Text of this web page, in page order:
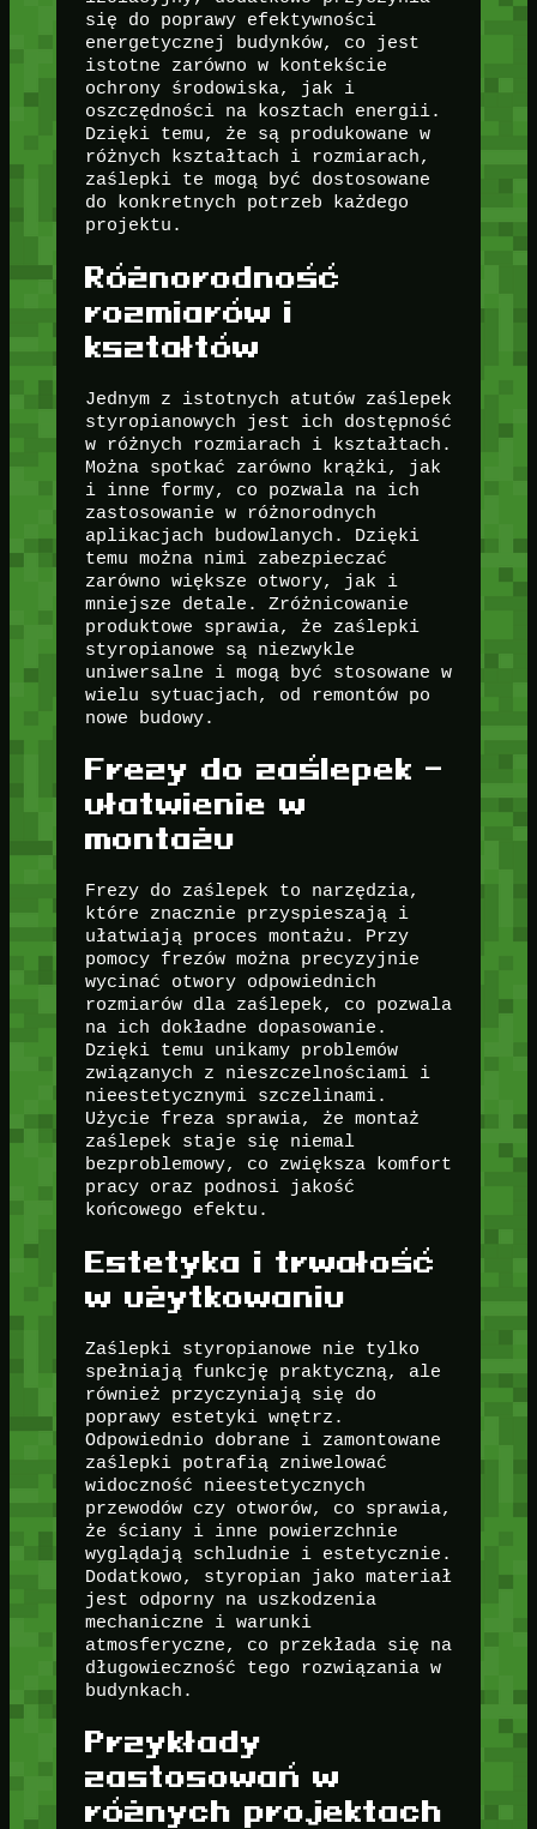
się do poprawy efektywności
energetycznej budynków, co jest
istotne zarówno w kontekście
ochrony środowiska, jak i
oszczędności na kosztach energii.
Dzięki temu, że są produkowane w
różnych kształtach i rozmiarach,
zaślepki te mogą być dostosowane
do konkretnych potrzeb każdego
projektu.
Różnorodność
rozmiarów i
kształtów
Jednym z istotnych atutów zaślepek
styropianowych jest ich dostępność
w różnych rozmiarach i kształtach.
Można spotkać zarówno krążki, jak
i inne formy, co pozwala na ich
zastosowanie w różnorodnych
aplikacjach budowlanych. Dzięki
temu można nimi zabezpieczać
zarówno większe otwory, jak i
mniejsze detale. Zróżnicowanie
produktowe sprawia, że zaślepki
styropianowe są niezwykle
uniwersalne i mogą być stosowane w
wielu sytuacjach, od remontów po
nowe budowy.
Frezy do zaślepek –
ułatwienie w
montażu
Frezy do zaślepek to narzędzia,
które znacznie przyspieszają i
ułatwiają proces montażu. Przy
pomocy frezów można precyzyjnie
wycinać otwory odpowiednich
rozmiarów dla zaślepek, co pozwala
na ich dokładne dopasowanie.
Dzięki temu unikamy problemów
związanych z nieszczelnościami i
nieestetycznymi szczelinami.
Użycie freza sprawia, że montaż
zaślepek staje się niemal
bezproblemowy, co zwiększa komfort
pracy oraz podnosi jakość
końcowego efektu.
Estetyka i trwałość
w użytkowaniu
Zaślepki styropianowe nie tylko
spełniają funkcję praktyczną, ale
również przyczyniają się do
poprawy estetyki wnętrz.
Odpowiednio dobrane i zamontowane
zaślepki potrafią zniwelować
widoczność nieestetycznych
przewodów czy otworów, co sprawia,
że ściany i inne powierzchnie
wyglądają schludnie i estetycznie.
Dodatkowo, styropian jako materiał
jest odporny na uszkodzenia
mechaniczne i warunki
atmosferyczne, co przekłada się na
długowieczność tego rozwiązania w
budynkach.
Przykłady
zastosowań w
różnych projektach